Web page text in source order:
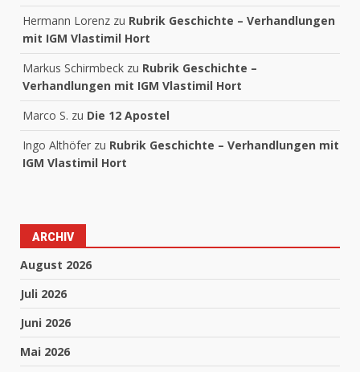
Hermann Lorenz zu Rubrik Geschichte – Verhandlungen
mit IGM Vlastimil Hort
Markus Schirmbeck zu Rubrik Geschichte –
Verhandlungen mit IGM Vlastimil Hort
Marco S. zu Die 12 Apostel
Ingo Althöfer zu Rubrik Geschichte – Verhandlungen mit
IGM Vlastimil Hort
ARCHIV
August 2026
Juli 2026
Juni 2026
Mai 2026